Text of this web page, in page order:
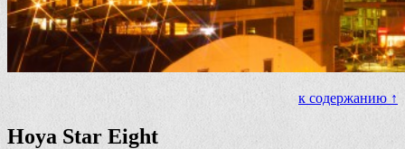
к содержанию ↑
Hoya Star Eight